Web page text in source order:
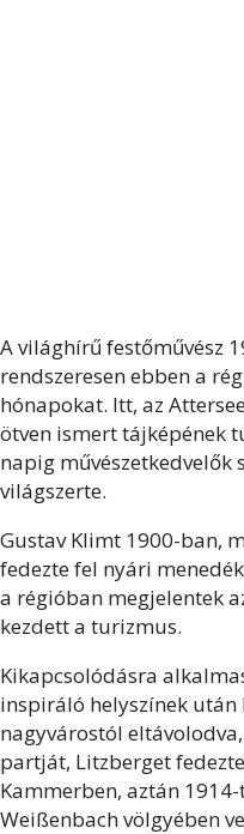
A világhírű festőművész
rendszeresen ebben a
hónapokat. Itt, az
ötven ismert tájképének
napig művészetkedvelők
világszerte.
Gustav Klimt 1900-ban,
fedezte fel nyári
a régióban megjelentek
kezdett a turizmus.
Kikapcsolódásra
inspiráló helyszínek után
nagyvárostól
partját, Litzberget
Kammerben, aztán
Weißenbach völgyében